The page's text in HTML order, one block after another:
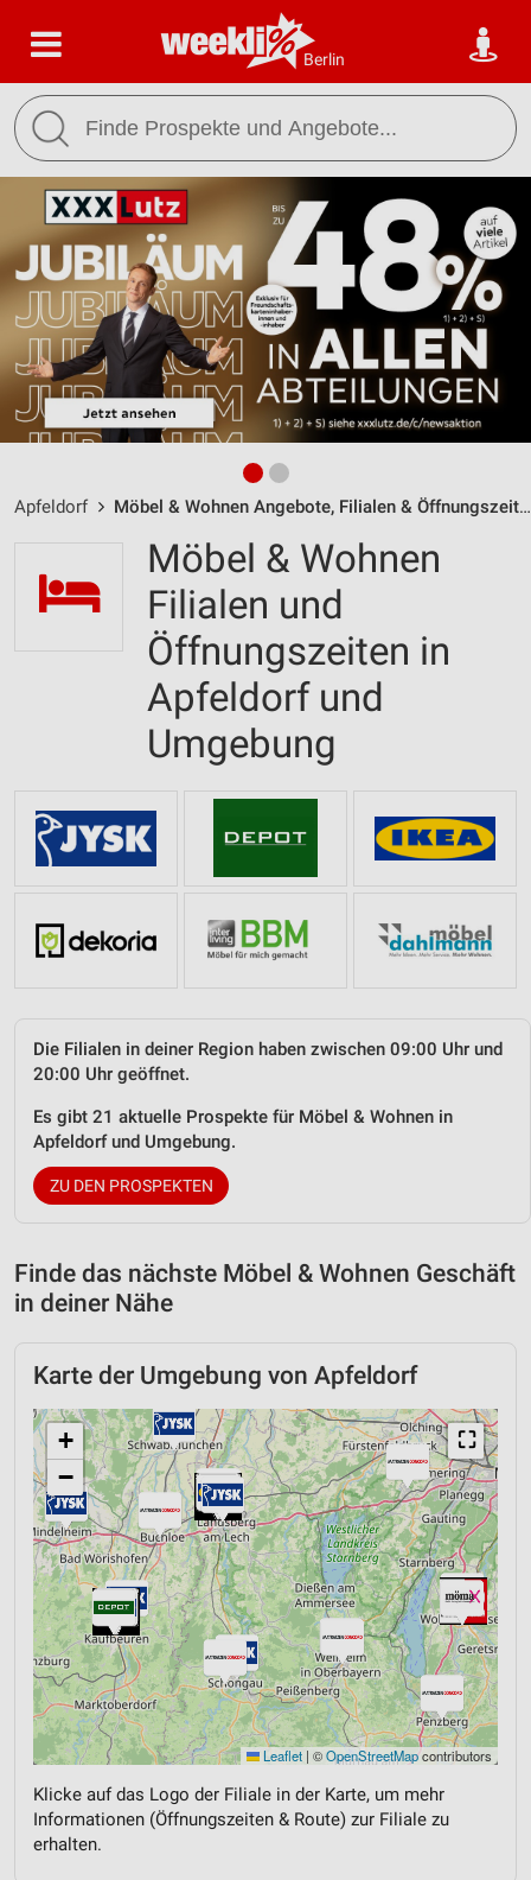
Berlin
Apfeldorf Möbel & Wohnen Angebote, Filialen & Öffnungszeiten
Möbel & Wohnen
Filialen und
Öffnungszeiten in
Apfeldorf und
Umgebung
Die Filialen in deiner Region haben zwischen 09:00 Uhr und
20:00 Uhr geöffnet.
Es gibt 21 aktuelle Prospekte für Möbel & Wohnen in
Apfeldorf und Umgebung.
ZU DEN PROSPEKTEN
Finde das nächste Möbel & Wohnen Geschäft
in deiner Nähe
Karte der Umgebung von Apfeldorf
⛶
+
−
Leaflet | ©OpenStreetMapcontributors
Klicke auf das Logo der Filiale in der Karte, um mehr
Informationen (Öffnungszeiten & Route) zur Filiale zu
erhalten.